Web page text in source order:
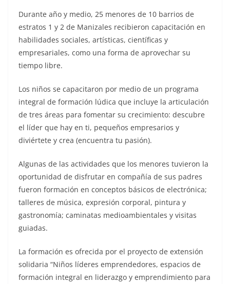
Durante año y medio, 25 menores de 10 barrios de
estratos 1 y 2 de Manizales recibieron capacitación en
habilidades sociales, artísticas, científicas y
empresariales, como una forma de aprovechar su
tiempo libre.
Los niños se capacitaron por medio de un programa
integral de formación lúdica que incluye la articulación
de tres áreas para fomentar su crecimiento: descubre
el líder que hay en ti, pequeños empresarios y
diviértete y crea (encuentra tu pasión).
Algunas de las actividades que los menores tuvieron la
oportunidad de disfrutar en compañía de sus padres
fueron formación en conceptos básicos de electrónica;
talleres de música, expresión corporal, pintura y
gastronomía; caminatas medioambientales y visitas
guiadas.
La formación es ofrecida por el proyecto de extensión
solidaria “Niños líderes emprendedores, espacios de
formación integral en liderazgo y emprendimiento para